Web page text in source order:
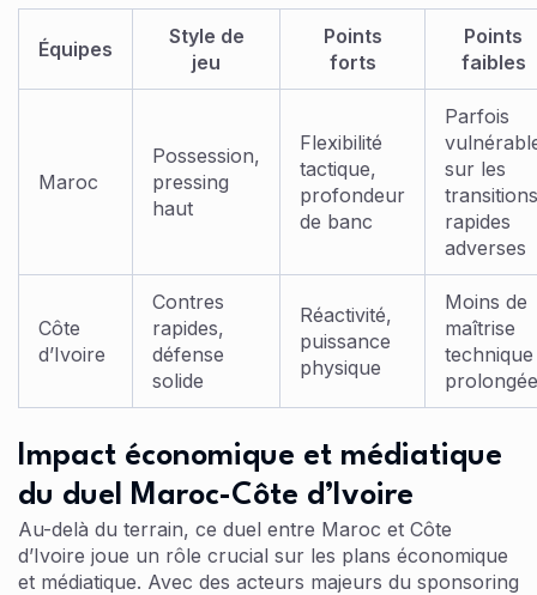
Équipes
Style de
jeu
Points
forts
Points
faibles
Maroc
Possession,
pressing
haut
Flexibilité
tactique,
profondeur
de banc
Parfois
sur les
transitions
rapides
adverses
Côte
d’Ivoire
Contres
rapides,
défense
solide
Réactivité,
puissance
physique
Moins de
maîtrise
technique
prolongée
Impact économique et médiatique
du duel Maroc-Côte d’Ivoire
Au-delà du terrain, ce duel entre Maroc et Côte
d’Ivoire joue un rôle crucial sur les plans économique
et médiatique. Avec des acteurs majeurs du sponsoring